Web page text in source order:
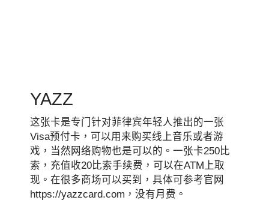
YAZZ
这张卡是专门针对菲律宾年轻人推出的一张
Visa预付卡，可以用来购买线上音乐或者游
戏，当然网络购物也是可以的。一张卡250比
索，充值收20比索手续费，可以在ATM上取
现。在很多商场可以买到，具体可参考官网
https://yazzcard.com，没有月费。